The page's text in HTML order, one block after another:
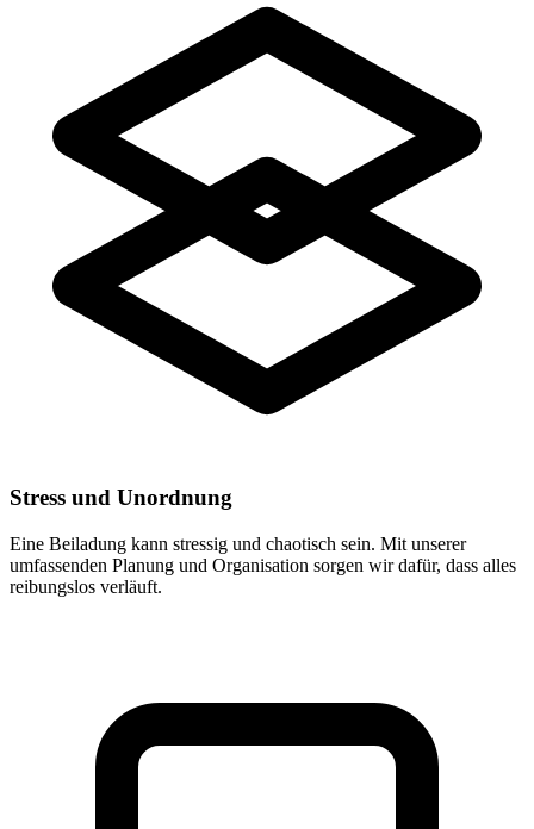
Stress und Unordnung
Eine Beiladung kann stressig und chaotisch sein. Mit unserer
umfassenden Planung und Organisation sorgen wir dafür, dass alles
reibungslos verläuft.